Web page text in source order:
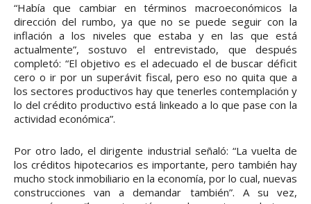
“Había que cambiar en términos macroeconómicos la
dirección del rumbo, ya que no se puede seguir con la
inflación a los niveles que estaba y en las que está
actualmente”, sostuvo el entrevistado, que después
completó: “El objetivo es el adecuado el de buscar déficit
cero o ir por un superávit fiscal, pero eso no quita que a
los sectores productivos hay que tenerles contemplación y
lo del crédito productivo está linkeado a lo que pase con la
actividad económica”.
Por otro lado, el dirigente industrial señaló: “La vuelta de
los créditos hipotecarios es importante, pero también hay
mucho stock inmobiliario en la economía, por lo cual, nuevas
construcciones van a demandar también”. A su vez,